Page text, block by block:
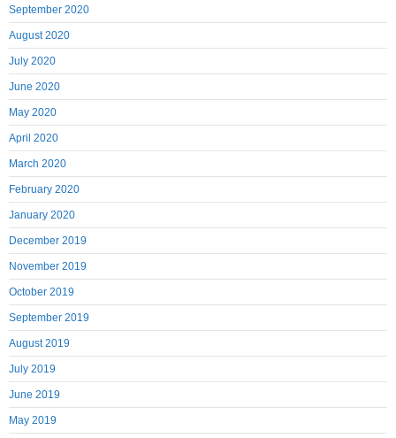
September 2020
August 2020
July 2020
June 2020
May 2020
April 2020
March 2020
February 2020
January 2020
December 2019
November 2019
October 2019
September 2019
August 2019
July 2019
June 2019
May 2019